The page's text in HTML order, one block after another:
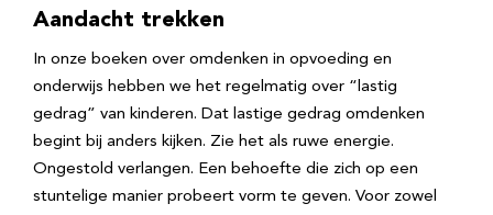
Aandacht trekken
In onze boeken over omdenken in opvoeding en
onderwijs hebben we het regelmatig over “lastig
gedrag” van kinderen. Dat lastige gedrag omdenken
begint bij anders kijken. Zie het als ruwe energie.
Ongestold verlangen. Een behoefte die zich op een
stuntelige manier probeert vorm te geven. Voor zowel